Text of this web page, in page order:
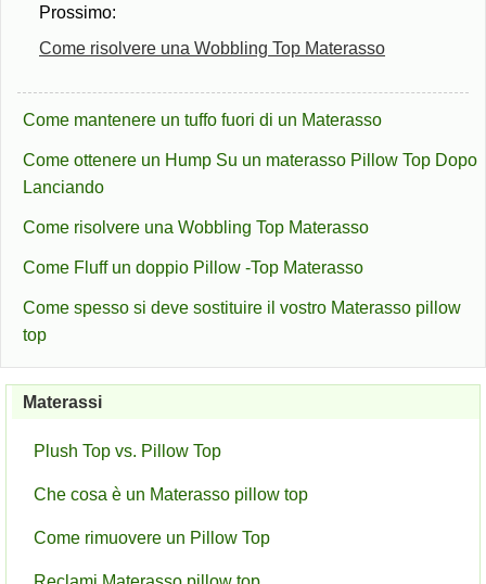
Prossimo:
Come risolvere una Wobbling Top Materasso
Come mantenere un tuffo fuori di un Materasso
Come ottenere un Hump Su un materasso Pillow Top Dopo
Lanciando
Come risolvere una Wobbling Top Materasso
Come Fluff un doppio Pillow -Top Materasso
Come spesso si deve sostituire il vostro Materasso pillow
top
Materassi
Plush Top vs. Pillow Top
Che cosa è un Materasso pillow top
Come rimuovere un Pillow Top